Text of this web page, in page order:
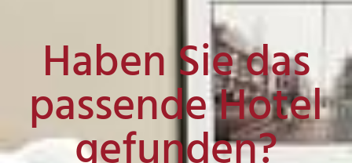
Haben Sie das
passende Hotel